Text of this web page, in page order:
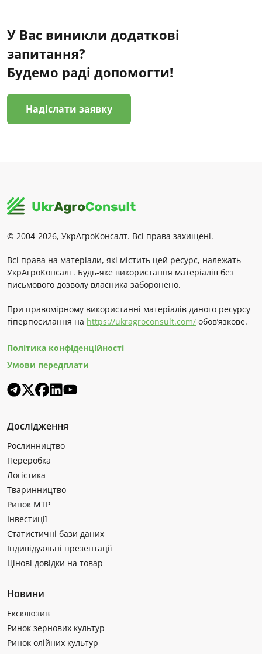
У Вас виникли додаткові
запитання?
Будемо раді допомогти!
Надіслати заявку
© 2004-2026, УкрАгроКонсалт. Всі права захищені.
Всі права на матеріали, які містить цей ресурс, належать
УкрАгроКонсалт. Будь-яке використання матеріалів без
письмового дозволу власника заборонено.
При правомірному використанні матеріалів даного ресурсу
гіперпосилання на https://ukragroconsult.com/ обов’язкове.
Політика конфіденційності
Умови передплати
Дослідження
Рослинництво
Переробка
Логістика
Тваринництво
Ринок МТР
Інвестиції
Статистичні бази даних
Індивідуальні презентації
Цінові довідки на товар
Новини
Ексклюзив
Ринок зернових культур
Ринок олійних культур